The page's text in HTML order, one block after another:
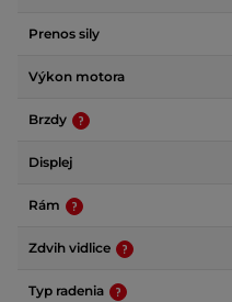
Prenos sily
Výkon motora
Brzdy
Displej
Rám
Zdvih vidlice
Typ radenia